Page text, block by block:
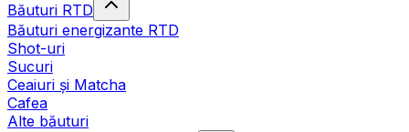
Băuturi RTD
Băuturi energizante RTD
Shot-uri
Sucuri
Ceaiuri și Matcha
Cafea
Alte băuturi